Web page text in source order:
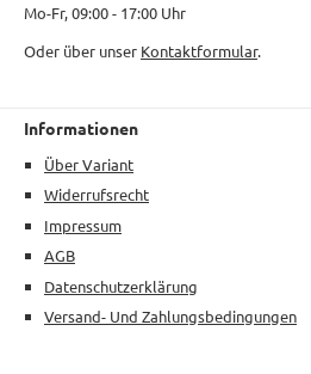
Mo-Fr, 09:00 - 17:00 Uhr
Oder über unser Kontaktformular.
Informationen
Über Variant
Widerrufsrecht
Impressum
AGB
Datenschutzerklärung
Versand- Und Zahlungsbedingungen